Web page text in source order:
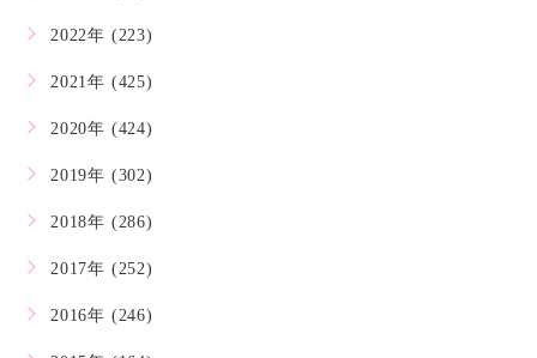
2022年 (223)
2021年 (425)
2020年 (424)
2019年 (302)
2018年 (286)
2017年 (252)
2016年 (246)